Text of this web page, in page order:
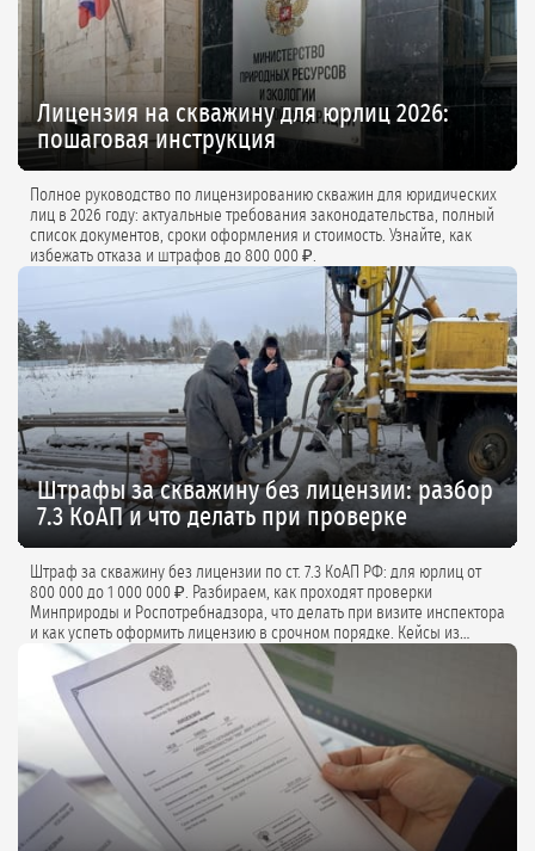
Лицензия на скважину для юрлиц 2026:
пошаговая инструкция
Полное руководство по лицензированию скважин для юридических
лиц в 2026 году: актуальные требования законодательства, полный
список документов, сроки оформления и стоимость. Узнайте, как
избежать отказа и штрафов до 800 000 ₽.
Штрафы за скважину без лицензии: разбор
7.3 КоАП и что делать при проверке
Штраф за скважину без лицензии по ст. 7.3 КоАП РФ: для юрлиц от
800 000 до 1 000 000 ₽. Разбираем, как проходят проверки
Минприроды и Роспотребнадзора, что делать при визите инспектора
и как успеть оформить лицензию в срочном порядке. Кейсы из
практики и советы экспертов.